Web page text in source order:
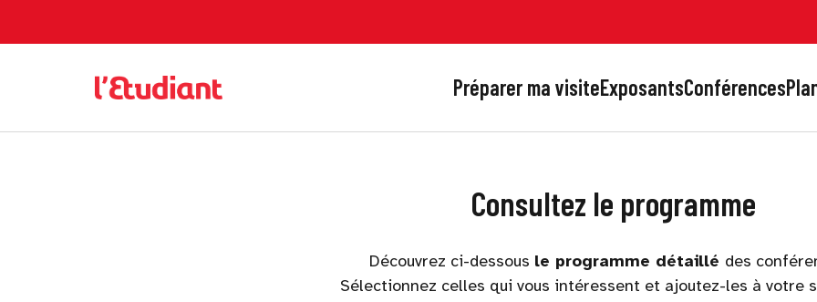
Préparer ma visiteExposantsConférences
Consultez le programme
Découvrez ci-dessous le programme détaillé des
Sélectionnez celles qui vous intéressent et ajoutez-les à votre